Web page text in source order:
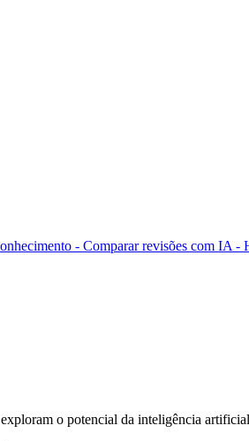
- Comparar revisões com IA -
o potencial da inteligência